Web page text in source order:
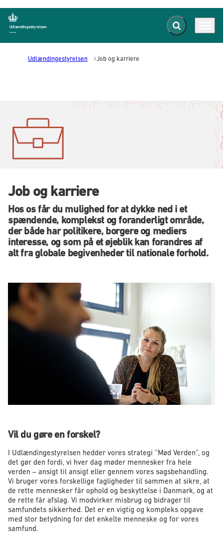
Gå til forsiden Fold søgefelt ud
Udlændingestyrelsen Job og karriere
Job og karriere
Hos os får du mulighed for at dykke ned i et
spændende, komplekst og foranderligt område,
der både har politikere, borgere og mediers
interesse, og som på et øjeblik kan forandres af
alt fra globale begivenheder til nationale forhold.
Vil du gøre en forskel?
I Udlændingestyrelsen hedder vores strategi ”Mød Verden”, og
det gør den fordi, vi hver dag møder mennesker fra hele
verden – ansigt til ansigt eller gennem vores sagsbehandling.
Vi bruger vores forskellige fagligheder til sammen at sikre, at
de rette mennesker får ophold og beskyttelse i Danmark, og at
de rette får afslag. Vi modvirker misbrug og bidrager til
samfundets sikkerhed. Det er en vigtig og kompleks opgave
med stor betydning for det enkelte menneske og for vores
samfund.